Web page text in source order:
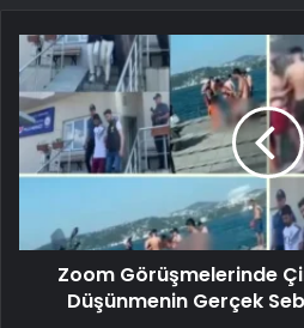
Zoom Görüşmelerinde
Düşünmenin Gerçek